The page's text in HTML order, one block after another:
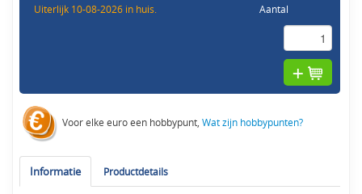
Uiterlijk 10-08-2026 in huis.
Aantal
Voor elke euro een hobbypunt,Wat zijn hobbypunten?
Informatie Productdetails